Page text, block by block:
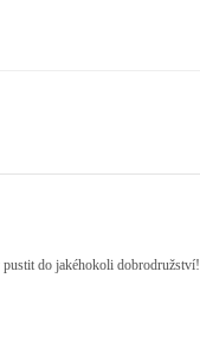
do jakéhokoli dobrodružství!